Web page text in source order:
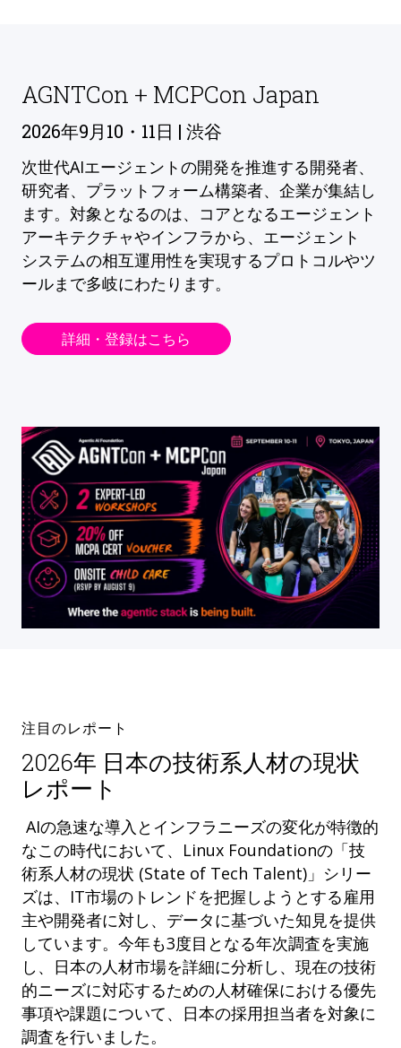
AGNTCon + MCPCon Japan
2026年9月10・11日 | 渋谷
次世代AIエージェントの開発を推進する開発者、
研究者、プラットフォーム構築者、企業が集結し
ます。対象となるのは、コアとなるエージェント
アーキテクチャやインフラから、エージェント
システムの相互運用性を実現するプロトコルやツ
ールまで多岐にわたります。
詳細・登録はこちら
注目のレポート
2026年 日本の技術系人材の現状
レポート
AIの急速な導入とインフラニーズの変化が特徴的
なこの時代において、Linux Foundationの「技
術系人材の現状 (State of Tech Talent)」シリー
ズは、IT市場のトレンドを把握しようとする雇用
主や開発者に対し、データに基づいた知見を提供
しています。今年も3度目となる年次調査を実施
し、日本の人材市場を詳細に分析し、現在の技術
的ニーズに対応するための人材確保における優先
事項や課題について、日本の採用担当者を対象に
調査を行いました。